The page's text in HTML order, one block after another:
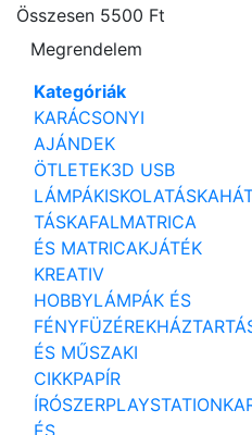
Összesen 5500 Ft
Megrendelem
Kategóriák
KARÁCSONYI
AJÁNDEK
ÖTLETEK3D USB
LÁMPÁKISKOLATÁSKA
TÁSKAFALMATRICA
ÉS MATRICAKJÁTÉK
KREATIV
HOBBYLÁMPÁK ÉS
FÉNYFÜZÉREK
ÉS MŰSZAKI
CIKKPAPÍR
ÍRÓSZERPLAYSTATION
ÉS